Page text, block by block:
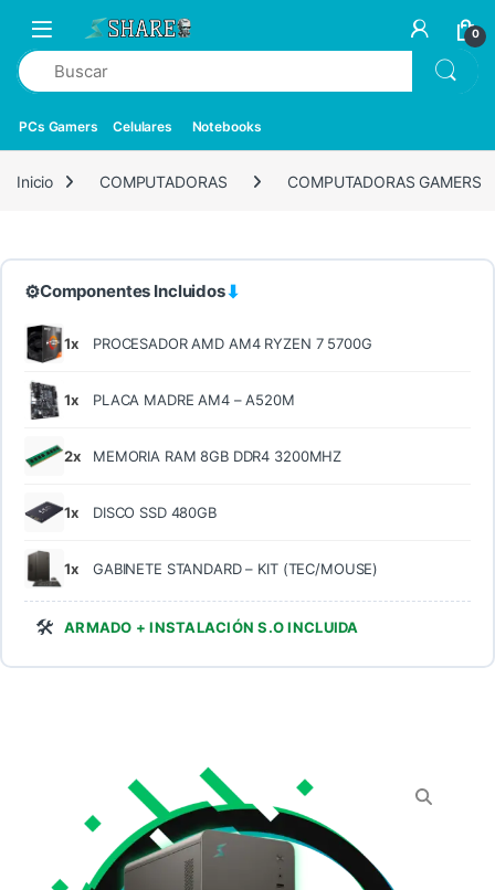
0
PCs Gamers Celulares Notebooks
Inicio COMPUTADORAS COMPUTADORAS GAMERS
⚙Componentes Incluidos⬇
1x PROCESADOR AMD AM4 RYZEN 7 5700G
1x PLACA MADRE AM4 – A520M
2x MEMORIA RAM 8GB DDR4 3200MHZ
1x DISCO SSD 480GB
1x GABINETE STANDARD – KIT (TEC/MOUSE)
🛠️ ARMADO + INSTALACIÓN S.O INCLUIDA